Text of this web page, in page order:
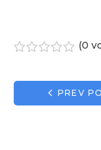
(0
Navigation
de
PREV